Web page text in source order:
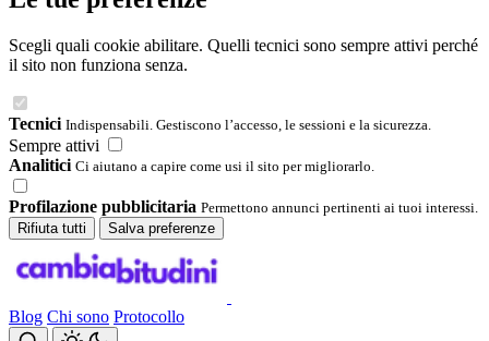
Scegli quali cookie abilitare. Quelli tecnici sono sempre attivi perché
il sito non funziona senza.
Tecnici Indispensabili. Gestiscono l’accesso, le sessioni e la sicurezza.
Sempre attivi
Analitici Ci aiutano a capire come usi il sito per migliorarlo.
Profilazione pubblicitaria Permettono annunci pertinenti ai tuoi interessi.
Rifiuta tutti
Salva preferenze
Blog Chi sono Protocollo